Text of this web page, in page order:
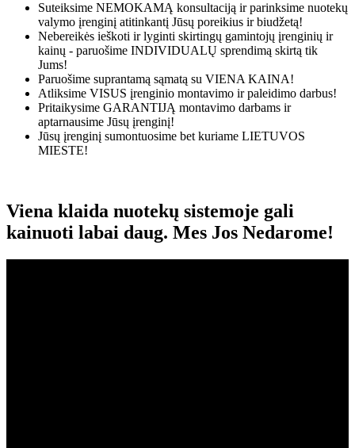
Suteiksime NEMOKAMĄ konsultaciją ir parinksime nuotekų
valymo įrenginį atitinkantį Jūsų poreikius ir biudžetą!
Nebereikės ieškoti ir lyginti skirtingų gamintojų įrenginių ir
kainų - paruošime INDIVIDUALŲ sprendimą skirtą tik
Jums!
Paruošime suprantamą sąmatą su VIENA KAINA!
Atliksime VISUS įrenginio montavimo ir paleidimo darbus!
Pritaikysime GARANTIJĄ montavimo darbams ir
aptarnausime Jūsų įrenginį!
Jūsų įrenginį sumontuosime bet kuriame LIETUVOS
MIESTE!
Viena klaida nuotekų sistemoje gali
kainuoti labai daug. Mes Jos Nedarome!